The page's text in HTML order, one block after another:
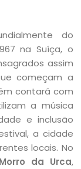
do
na Suíça, o
assim
começam a
contará com
a música
e inclusão
a cidade
locais. No
Morro da Urca,